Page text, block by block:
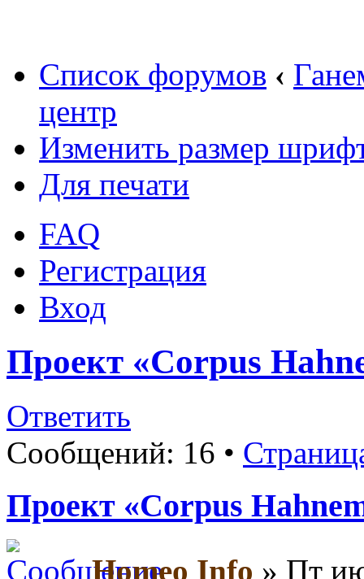
Список форумов ‹
центр
Изменить размер
Для печати
FAQ
Регистрация
Вход
Проект «Corpus
Ответить
Сообщений: 16 •
Проект «Corpus
Homeo Info » Пт